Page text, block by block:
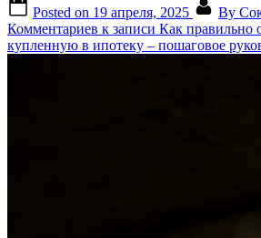
Posted on 19 апреля, 2025 By
Комментариев к записи Как правильно
купленную в ипотеку – пошаговое